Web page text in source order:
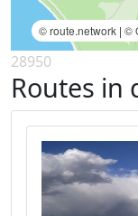
© route.network | ©
28950
Routes in